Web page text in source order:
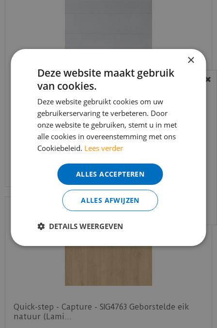
Douwes Dekker - Sympathiek - Brede plank
koriander 2V 05038…
,95
Bekijk product
Quick-step - Capture - SIG4763 Geborstelde eik
natuur (Lami…
BEREIKBAARHEID
In verband met de vakantie periode zijn wij
t/m 14 augustus telefonisch helaas niet
bereikbaar.
Bestelling worden uiteraard verwerkt
echter iets minder snel dan wat je van ons
gewend bent.
Voor vragen kan je ons bereiken via
info@merkvloerenwinkel.nl
×
Deze website maakt gebruik
van cookies.
Deze website gebruikt cookies om uw
gebruikerservaring te verbeteren. Door
onze website te gebruiken, stemt u in met
alle cookies in overeenstemming met ons
Cookiebeleid. Lees verder
ALLES ACCEPTEREN
ALLES AFWIJZEN
DETAILS WEERGEVEN